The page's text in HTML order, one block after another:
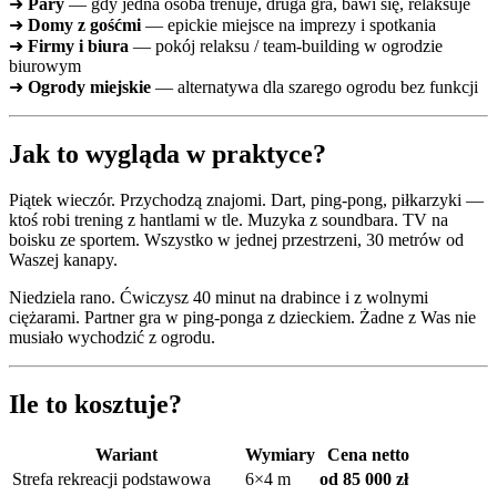
➜ Domy z gośćmi — epickie miejsce na imprezy i spotkania
➜ Firmy i biura — pokój relaksu / team-building w ogrodzie
biurowym
➜ Ogrody miejskie — alternatywa dla szarego ogrodu bez funkcji
Jak to wygląda w praktyce?
Piątek wieczór. Przychodzą znajomi. Dart, ping-pong, piłkarzyki —
ktoś robi trening z hantlami w tle. Muzyka z soundbara. TV na
boisku ze sportem. Wszystko w jednej przestrzeni, 30 metrów od
Waszej kanapy.
Niedziela rano. Ćwiczysz 40 minut na drabince i z wolnymi
ciężarami. Partner gra w ping-ponga z dzieckiem. Żadne z Was nie
musiało wychodzić z ogrodu.
Ile to kosztuje?
Wariant Wymiary
Cena netto
Strefa rekreacji podstawowa
6×4 m
od 85 000 zł